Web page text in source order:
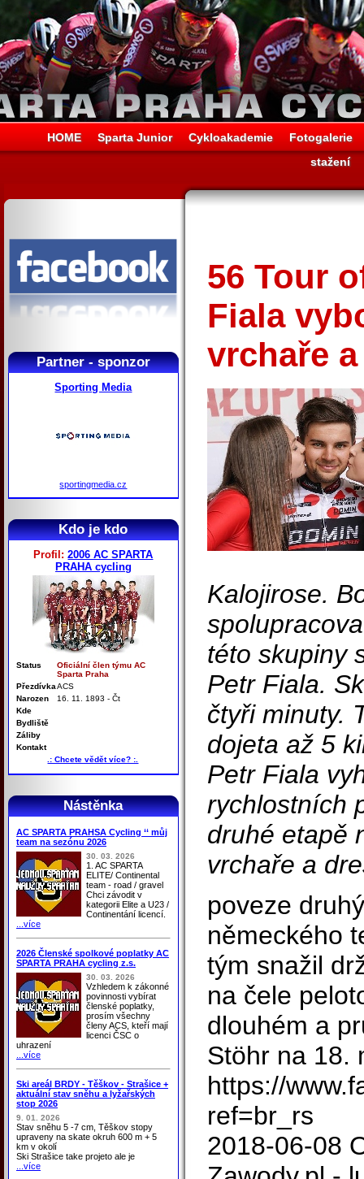
HOME Sparta Junior Cykloakademie
Fotogalerie
stažení
Partner - sponzor
Sporting Media
sportingmedia.cz
Kdo je kdo
Profil:2006 AC SPARTA
PRAHA cycling
Status
Oficiální člen týmu AC
Sparta Praha
PřezdívkaACS
Narozen
16. 11. 1893 - Čt
Kde
Bydliště
Záliby
Kontakt
.: Chcete vědět více? :.
Nástěnka
AC SPARTA PRAHSA Cycling ‘‘ můj
team na sezónu 2026
30. 03. 2026
1. AC SPARTA
ELITE/ Continental
team - road / gravel
Chci závodit v
kategorii Elite a U23 /
Continentání licencí.
...více
2026 Členské spolkové poplatky AC
SPARTA PRAHA cycling z.s.
30. 03. 2026
Vzhledem k zákonné
povinnosti vybírat
členské poplatky,
prosím všechny
členy ACS, kteří mají
licenci ČSC o
uhrazení
...více
Ski areál BRDY - Těškov - Strašice +
aktuální stav sněhu a lyžařských
stop 2026
9. 01. 2026
Stav sněhu 5 -7 cm, Těškov stopy
upraveny na skate okruh 600 m + 5
km v okolí
Ski Strašice take projeto ale je
...více
56 Tour
Fiala
vrchaře
Kalojirose.
této skupiny
Petr Fiala.
čtyři minuty.
dojeta až 5
Petr Fiala
rychlostních
druhé etapě
vrchaře a
poveze
německého
tým snažil
na čele
dlouhém a
Stöhr na 18.
https://
ref=br_rs
2018-06-08